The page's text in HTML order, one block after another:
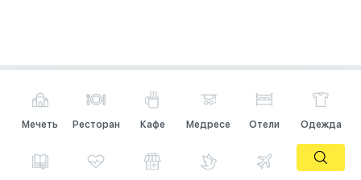
Мечеть Ресторан Кафе Медресе Отели Одежда